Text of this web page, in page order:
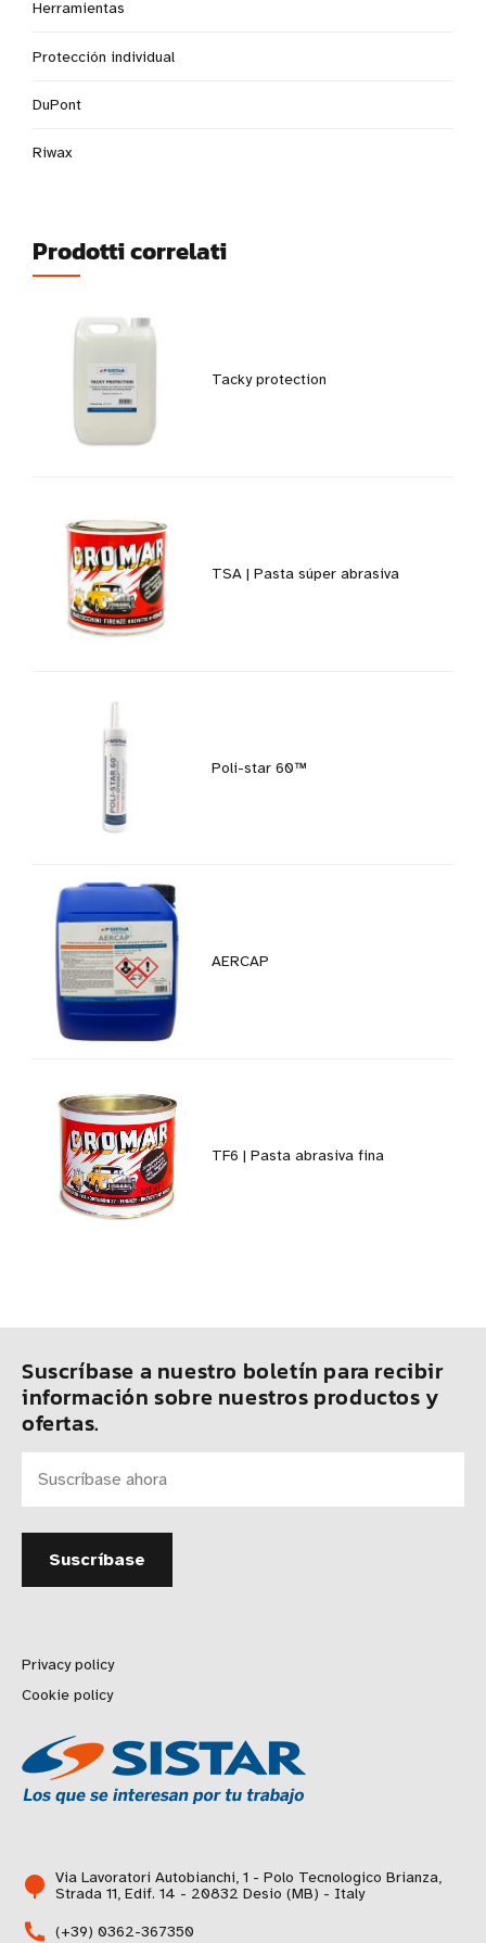
Herramientas
Protección individual
DuPont
Riwax
Prodotti correlati
Tacky protection
TSA | Pasta súper abrasiva
Poli-star 60™
AERCAP
TF6 | Pasta abrasiva fina
Suscríbase a nuestro boletín para recibir
información sobre nuestros productos y
ofertas.
Privacy policy
Cookie policy
Via Lavoratori Autobianchi, 1 - Polo Tecnologico Brianza,
Strada 11, Edif. 14 - 20832 Desio (MB) - Italy
(+39) 0362-367350